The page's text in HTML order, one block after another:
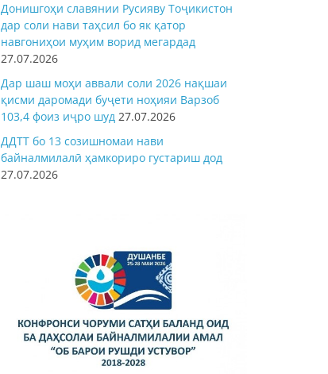
Донишгоҳи славянии Русияву Тоҷикистон
дар соли нави таҳсил бо як қатор
навгониҳои муҳим ворид мегардад
27.07.2026
Дар шаш моҳи аввали соли 2026 нақшаи
қисми даромади буҷети ноҳияи Варзоб
103,4 фоиз иҷро шуд 27.07.2026
ДДТТ бо 13 созишномаи нави
байналмилалӣ ҳамкориро густариш дод
27.07.2026